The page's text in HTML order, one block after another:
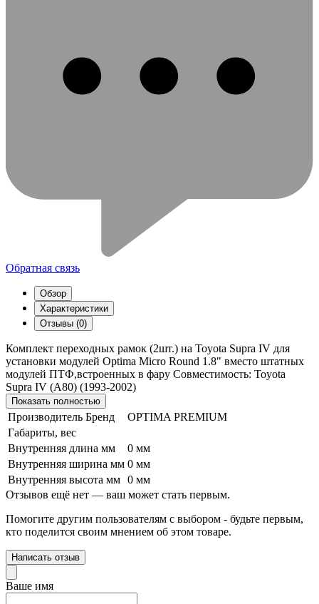
Обратная связь
Обзор
Характеристики
Отзывы (0)
Комплект переходных рамок (2шт.) на Toyota Supra IV для
установки модулей Optimа Micro Round 1.8" вместо штатных
модулей ПТФ,встроенных в фару Совместимость: Toyota
Supra IV (A80) (1993-2002)
Показать полностью
Производитель Бренд
OPTIMA PREMIUM
Габариты, вес
Внутренняя длина мм
0 мм
Внутренняя ширина мм 0 мм
Внутренняя высота мм 0 мм
Отзывов ещё нет — ваш может стать первым.
Помогите другим пользователям с выбором - будьте первым,
кто поделится своим мнением об этом товаре.
Написать отзыв
Ваше имя